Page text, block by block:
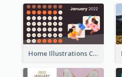
Home Illustrations Calendar